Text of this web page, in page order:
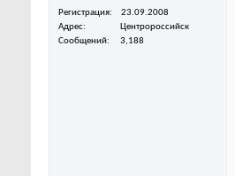
Регистрация
23.09.2008
Адрес
Центророссийск
Сообщений
3,188